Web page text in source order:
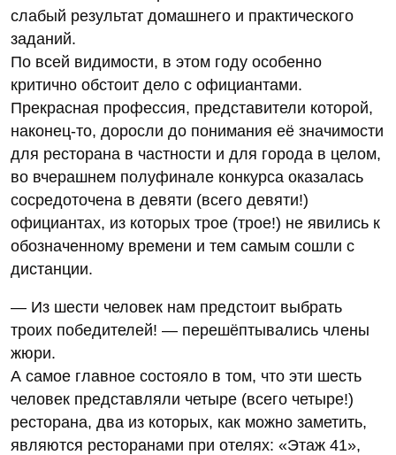
слабый результат домашнего и практического
заданий.
По всей видимости, в этом году особенно
критично обстоит дело с официантами.
Прекрасная профессия, представители которой,
наконец-то, доросли до понимания её значимости
для ресторана в частности и для города в целом,
во вчерашнем полуфинале конкурса оказалась
сосредоточена в девяти (всего девяти!)
официантах, из которых трое (трое!) не явились к
обозначенному времени и тем самым сошли с
дистанции.
— Из шести человек нам предстоит выбрать
троих победителей! — перешёптывались члены
жюри.
А самое главное состояло в том, что эти шесть
человек представляли четыре (всего четыре!)
ресторана, два из которых, как можно заметить,
являются ресторанами при отелях: «Этаж 41»,